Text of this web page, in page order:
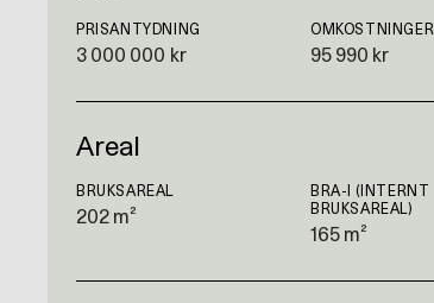
PRISANTYDNING
3 000 000 kr
OMKOSTNINGER
95 990 kr
Areal
BRUKSAREAL
202 m²
BRA-I (INTERNT
BRUKSAREAL)
165 m²